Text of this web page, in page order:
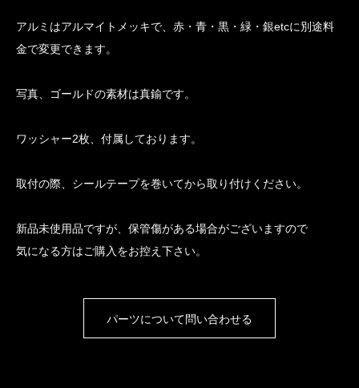
アルミはアルマイトメッキで、赤・青・黒・緑・銀etcに別途料
金で変更できます。
写真、ゴールドの素材は真鍮です。
ワッシャー2枚、付属しております。
取付の際、シールテープを巻いてから取り付けください。
新品未使用品ですが、保管傷がある場合がございますので
気になる方はご購入をお控え下さい。
パーツについて問い合わせる